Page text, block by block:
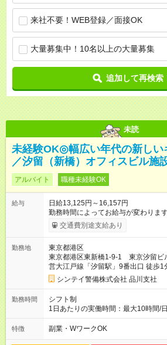
来社不要！WEB登録／面接OK
大量募集中！10名以上の大量募集
追加して再検索
未読
未経験OK◎幅広い年代の新しい
／汐留（新橋）オフィスビル施
アルバイト 職種未経験OK
給与
日給13,125円～16,157円
勤務時間によってお給与が変わり
13,125円～ ➁20:00～08:00 14,688
ございます。 ※別途資格手当がご
級救命講習修了 250円/日 など 【試用期間】試用期間あり 試
用期間の長さ：2週間 雇用形態、給
交通費別途支給あり
勤務地
東京都港区
東京都港区東新橋1-9-1 東京汐留ビ
営大江戸線「汐留駅」9番出口 徒歩1
東出口 徒歩1分、JR「新橋駅」汐留
シンテイ警備株式会社 品川支社
勤務時間
シフト制
1日あたりの実働時間：最大10時間/
労働時間 170時間/月） 【シフト例】 ➀08:00～20:00（休憩時
間120分） ➁20:00～08:00（休憩時間
特徴 副業・WワークOK